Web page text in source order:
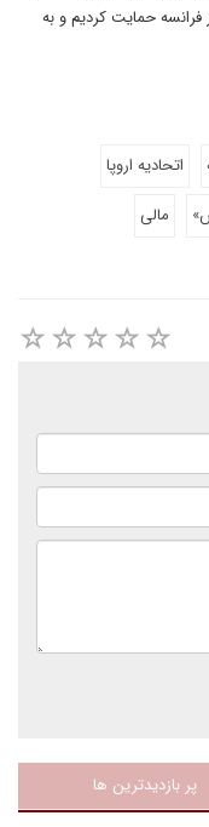
حمایت کردیم و به
اتحادیه اروپا
مالی
پر بازدیدترین ها